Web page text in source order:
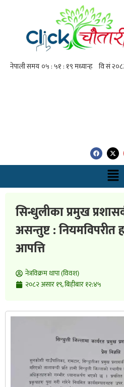
सिन्धुलीका प्रमुख
असन्तुष्ट : नियमविपरीत
आपत्ति
नेत्रविक्रम थापा (विवश)
२०८२ असार १९, बिहीबार १२:४५